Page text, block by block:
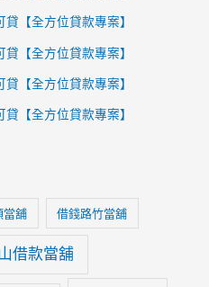
【全方位貸款專案】
【全方位貸款專案】
【全方位貸款專案】
【全方位貸款專案】
當舖 借錢路竹當舖
借款當舖